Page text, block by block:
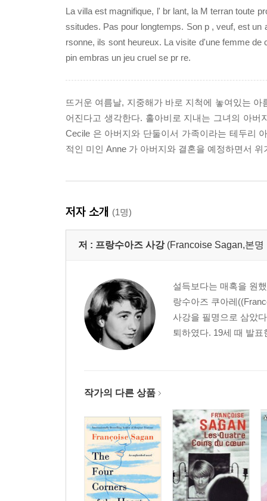
La villa est magnifique, l' br lant, la M terran toute
ssitudes. Pas pour longtemps. Son p , veuf, est
rsonne, ils sont heureux. La visite d'une femme
pin embras un jeu cruel se pr re.
뜨거운 여름날, 지중해가 바로 지척에 놓여있는
어진다고 생각한다. 홀아비로 지내는 그녀의 아
Cecile 은 아버지와 단둘이서 가족이라는 테두리
적인 미인 Anne 가 아버지와 결혼을 예정하면서 위
저자 소개 (1명)
저 : 프랑수아즈 사강 (Francoise Sagan,본
설득보다는 매혹을 원
랑수아즈 쿠아레
사강을 필명으로 삼았
퇴하였다. 19세 때 발
작가의 다른 상품